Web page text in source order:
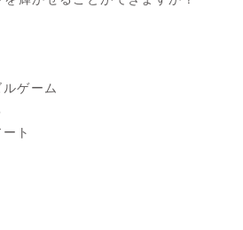
ゲーム
ト